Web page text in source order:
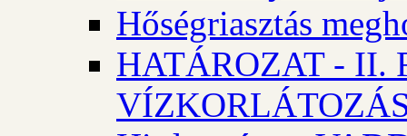
Hőségriasztás
HATÁROZAT - II.